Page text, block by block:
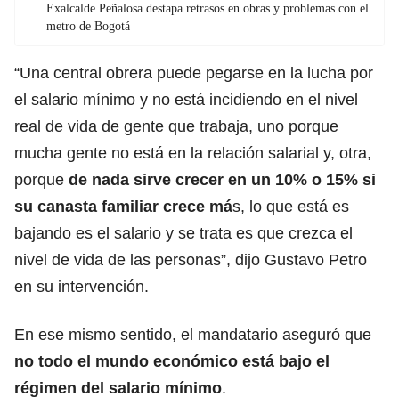
Exalcalde Peñalosa destapa retrasos en obras y problemas con el
metro de Bogotá
“Una central obrera puede pegarse en la lucha por
el salario mínimo y no está incidiendo en el nivel
real de vida de gente que trabaja, uno porque
mucha gente no está en la relación salarial y, otra,
porque de nada sirve crecer en un 10% o 15% si
su canasta familiar crece más, lo que está es
bajando es el salario y se trata es que crezca el
nivel de vida de las personas”, dijo Gustavo Petro
en su intervención.
En ese mismo sentido, el mandatario aseguró que
no todo el mundo económico está bajo el
régimen del salario mínimo.